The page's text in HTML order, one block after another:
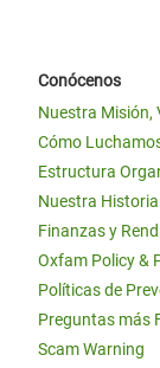
Conócenos
Nuestra Misión,
Cómo
Estructura
Nuestra Historia
Finanzas y
Oxfam Policy &
Políticas de
Preguntas más
Scam Warning